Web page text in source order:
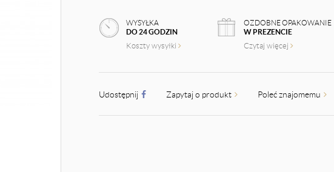
WYSYŁKA
DO 24 GODZIN
Koszty wysyłki
OZDOBNE OPAKOWANIE
W PREZENCIE
Czytaj więcej
Udostępnij Zapytaj o produkt Poleć znajomemu